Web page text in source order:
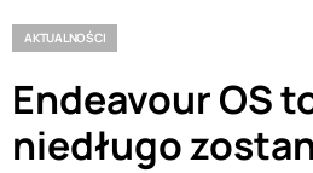
AKTUALNOŚCI
Endeavour OS
niedługo